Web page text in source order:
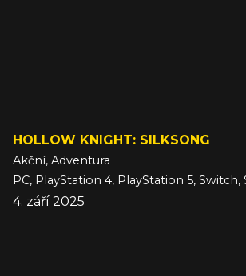
HOLLOW KNIGHT: SILKSONG
Akční, Adventura
4. září 2025